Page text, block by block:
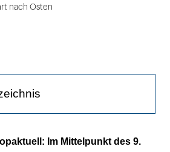
nach Osten
Im Mittelpunkt des 9.